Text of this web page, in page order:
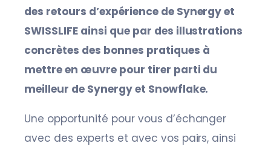
des retours d’expérience de Synergy et
SWISSLIFE ainsi que par des illustrations
concrètes des bonnes pratiques à
mettre en œuvre pour tirer parti du
meilleur de Synergy et Snowflake.
Une opportunité pour vous d’échanger
avec des experts et avec vos pairs, ainsi